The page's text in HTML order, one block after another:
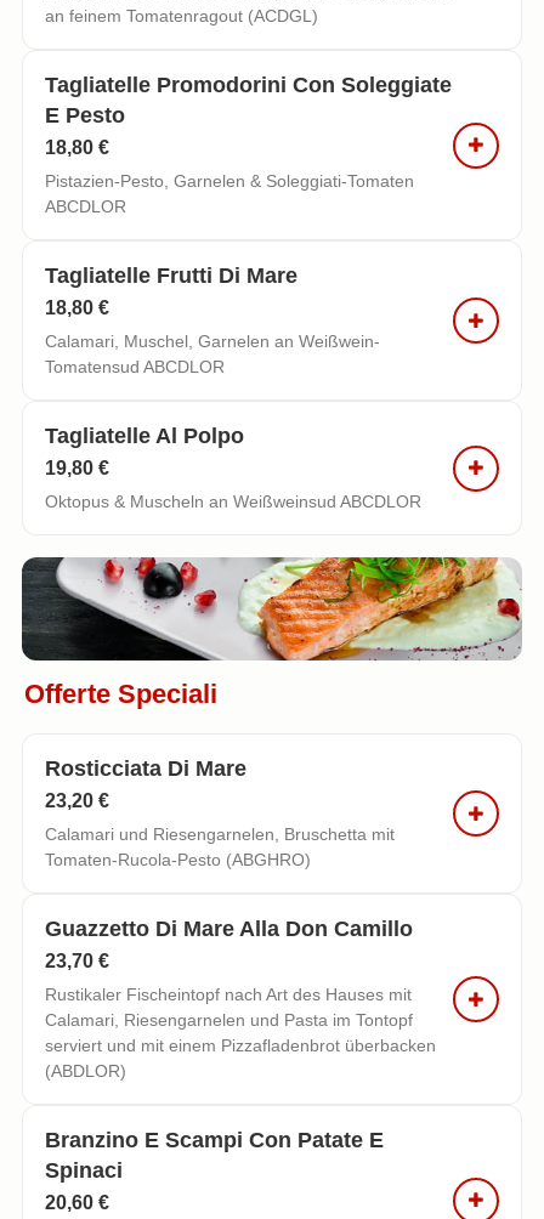
an feinem Tomatenragout (ACDGL)
Tagliatelle Promodorini Con Soleggiate
E Pesto
18,80 €
Pistazien-Pesto, Garnelen & Soleggiati-Tomaten
ABCDLOR
Tagliatelle Frutti Di Mare
18,80 €
Calamari, Muschel, Garnelen an Weißwein-
Tomatensud ABCDLOR
Tagliatelle Al Polpo
19,80 €
Oktopus & Muscheln an Weißweinsud ABCDLOR
Offerte Speciali
Rosticciata Di Mare
23,20 €
Calamari und Riesengarnelen, Bruschetta mit
Tomaten-Rucola-Pesto (ABGHRO)
Guazzetto Di Mare Alla Don Camillo
23,70 €
Rustikaler Fischeintopf nach Art des Hauses mit
Calamari, Riesengarnelen und Pasta im Tontopf
serviert und mit einem Pizzafladenbrot überbacken
(ABDLOR)
Branzino E Scampi Con Patate E
Spinaci
20,60 €